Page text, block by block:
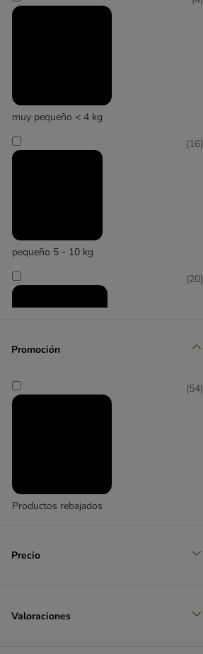
Ruffwear
Rukka Pets
muy pequeño < 4 kg
pequeño 5 - 10 kg
(16)
mediano 11 - 25 kg
(20)
(1)
Promoción
Productos rebajados
(54)
Precio
Valoraciones